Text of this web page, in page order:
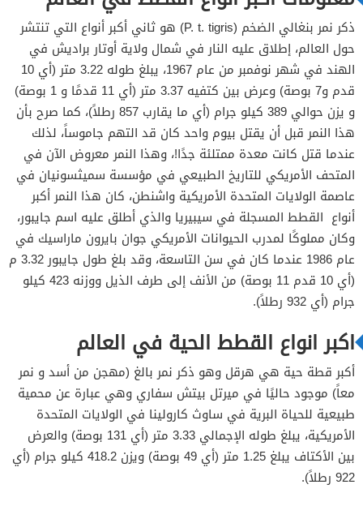
ذكر نمر بنغالي الضخم (P. t. tigris) هو ثاني أكبر أنواع التي تنتشر
حول العالم، إطلاق عليه النار في شمال ولاية أوتار براديش في
الهند في شهر نوفمبر من عام 1967، يبلغ طوله 3.22 متر (أي 10
قدم و7 بوصة) وعرض بين كتفيه 3.37 متر (أي 11 قدمًا و 1 بوصة)
و يزن حوالي 389 كيلو جرام (أي ما يقارب 857 رطلاً)، كما صرح بأن
هذا النمر قبل أن يقتل بيوم واحد كان قد التهم جاموساً، لذلك
عندما قتل كانت معدة ممتلئة جدًا!، وهذا النمر معروض الآن في
المتحف الأمريكي للتاريخ الطبيعي في مؤسسة سميثسونيان في
عاصمة الولايات المتحدة الأمريكية واشنطن، كان هذا النمر أكبر
أنواع القطط المسجلة في سيبيريا والذي أطلق عليه اسم جايبور،
وكان مملوكًا لمدرب الحيوانات الأمريكي جوان بايرون ماراسيك في
عام 1986 عندما كان في سن التاسعة، وقد بلغ طول جايبور 3.32 م
(أي 10 قدم 11 بوصة) من الأنف إلى طرف الذيل ووزنه 423 كيلو
جرام (أي 932 رطلاً).
اكبر انواع القطط الحية في العالم
أكبر قطة حية هي هرقل وهو ذكر نمر بالغ (مهجن من أسد و نمر
معاً) موجود حاليًا في ميرتل بيتش سفاري وهي عبارة عن محمية
طبيعية للحياة البرية في ساوث كارولينا في الولايات المتحدة
الأمريكية، يبلغ طوله الإجمالي 3.33 متر (أي 131 بوصة) والعرض
بين الأكتاف يبلغ 1.25 متر (أي 49 بوصة) ويزن 418.2 كيلو جرام (أي
922 رطلاً).